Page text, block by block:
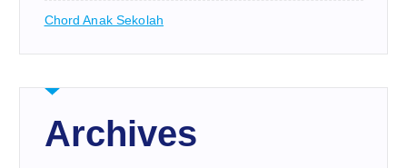
Chord Anak Sekolah
Archives